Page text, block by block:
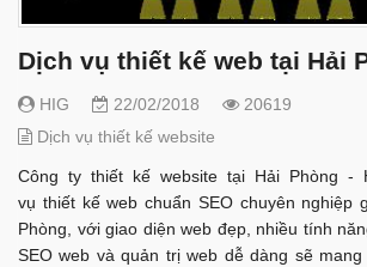
Dịch vụ thiết kế web tại Hải
HIG 22/02/2018
20619
Dịch vụ thiết kế website
Công ty thiết kế website tại Hải Phòng -
vụ thiết kế web chuẩn SEO chuyên nghiệp
Phòng, với giao diện web đẹp, nhiều tính
SEO web và quản trị web dễ dàng sẽ